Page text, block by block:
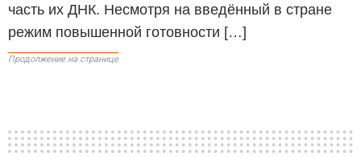
часть их ДНК. Несмотря на введённый в стране
режим повышенной готовности […]
Продолжение на странице